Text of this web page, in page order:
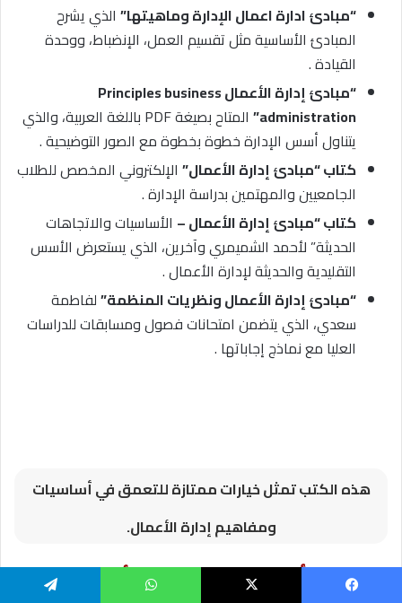
“مبادئ ادارة اعمال الإدارة وماهيتها” الذي يشرح
المبادئ الأساسية مثل تقسيم العمل، الإنضباط، ووحدة
القيادة .
“مبادئ إدارة الأعمال Principles business
administration”
المتاح بصيغة PDF باللغة العربية، والذي
يتناول أسس الإدارة خطوة بخطوة مع الصور التوضيحية .
كتاب “مبادئ إدارة الأعمال” الإلكتروني المخصص للطلاب
الجامعيين والمهتمين بدراسة الإدارة .
كتاب “مبادئ إدارة الأعمال – الأساسيات والاتجاهات
الحديثة” لأحمد الشميمري وآخرين، الذي يستعرض الأسس
التقليدية والحديثة لإدارة الأعمال .
“مبادئ إدارة الأعمال ونظريات المنظمة”لفاطمة
سعدي، الذي يتضمن امتحانات فصول ومسابقات للدراسات
العليا مع نماذج إجاباتها .
هذه الكتب تمثل خيارات ممتازة للتعمق في أساسيات
ومفاهيم إدارة الأعمال.
الخلاصة: أهمية مبادئ إدارة الأعمال في